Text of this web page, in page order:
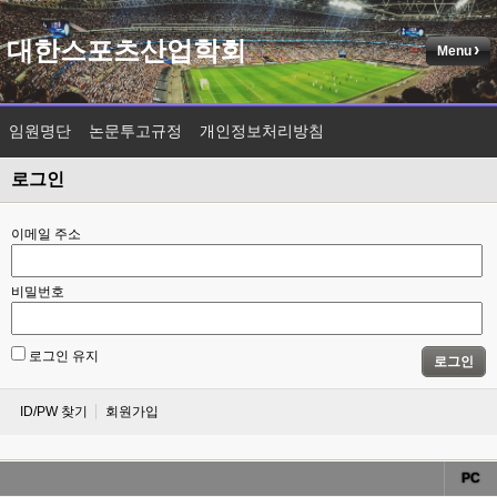
대한스포츠산업학회 Menu
임원명단 논문투고규정 개인정보처리방침
로그인
이메일 주소
비밀번호
로그인 유지 로그인
ID/PW 찾기 회원가입
PC